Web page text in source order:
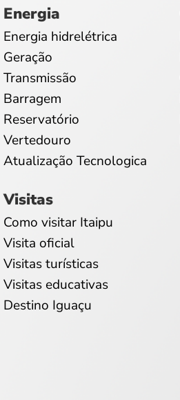
Energia
Energia hidrelétrica
Geração
Transmissão
Barragem
Reservatório
Vertedouro
Atualização Tecnologica
Visitas
Como visitar Itaipu
Visita oficial
Visitas turísticas
Visitas educativas
Destino Iguaçu